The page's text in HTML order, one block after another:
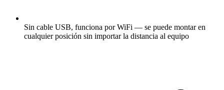
Sin cable USB, funciona por WiFi — se puede montar en
cualquier posición sin importar la distancia al equipo